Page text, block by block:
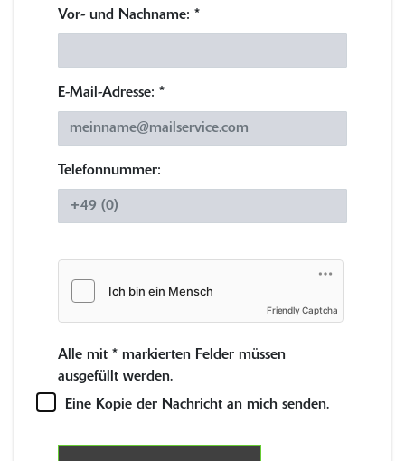
Vor- und Nachname: *
E-Mail-Adresse: *
Telefonnummer:
Friendly Captcha
Alle mit * markierten Felder müssen
ausgefüllt werden.
Eine Kopie der Nachricht an mich senden.